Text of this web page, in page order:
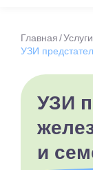
Главная Услуги
УЗИ
УЗИ
и